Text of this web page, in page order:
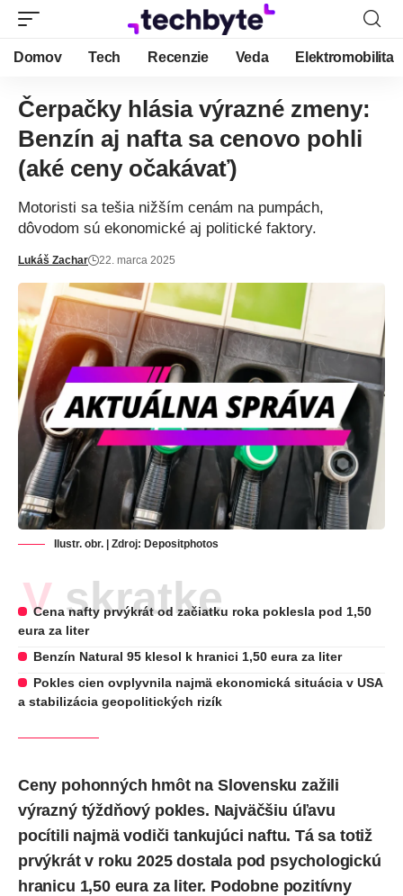
Domov Tech Recenzie Veda Elektromobilita
Čerpačky hlásia výrazné zmeny:
Benzín aj nafta sa cenovo pohli
(aké ceny očakávať)
Motoristi sa tešia nižším cenám na pumpách,
dôvodom sú ekonomické aj politické faktory.
Lukáš Zachar 22. marca 2025
Ilustr. obr. | Zdroj: Depositphotos
V skratke
Cena nafty prvýkrát od začiatku roka poklesla pod 1,50
eura za liter
Benzín Natural 95 klesol k hranici 1,50 eura za liter
Pokles cien ovplyvnila najmä ekonomická situácia v USA
a stabilizácia geopolitických rizík
Ceny pohonných hmôt na Slovensku zažili
výrazný týždňový pokles. Najväčšiu úľavu
pocítili najmä vodiči tankujúci naftu. Tá sa totiž
prvýkrát v roku 2025 dostala pod psychologickú
hranicu 1,50 eura za liter. Podobne pozitívny